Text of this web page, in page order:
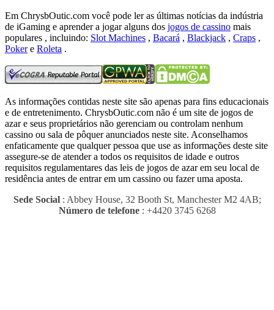
Em ChrysbOutic.com você pode ler as últimas notícias da indústria
de iGaming e aprender a jogar alguns dos jogos de cassino mais
populares , incluindo: Slot Machines , Bacará , Blackjack , Craps ,
Pokere Roleta .
As informações contidas neste site são apenas para fins educacionais
e de entretenimento. ChrysbOutic.com não é um site de jogos de
azar e seus proprietários não gerenciam ou controlam nenhum
cassino ou sala de pôquer anunciados neste site. Aconselhamos
enfaticamente que qualquer pessoa que use as informações deste site
assegure-se de atender a todos os requisitos de idade e outros
requisitos regulamentares das leis de jogos de azar em seu local de
residência antes de entrar em um cassino ou fazer uma aposta.
Sede Social: Abbey House, 32 Booth St, Manchester M2 4AB;
Número de telefone: +4420 3745 6268